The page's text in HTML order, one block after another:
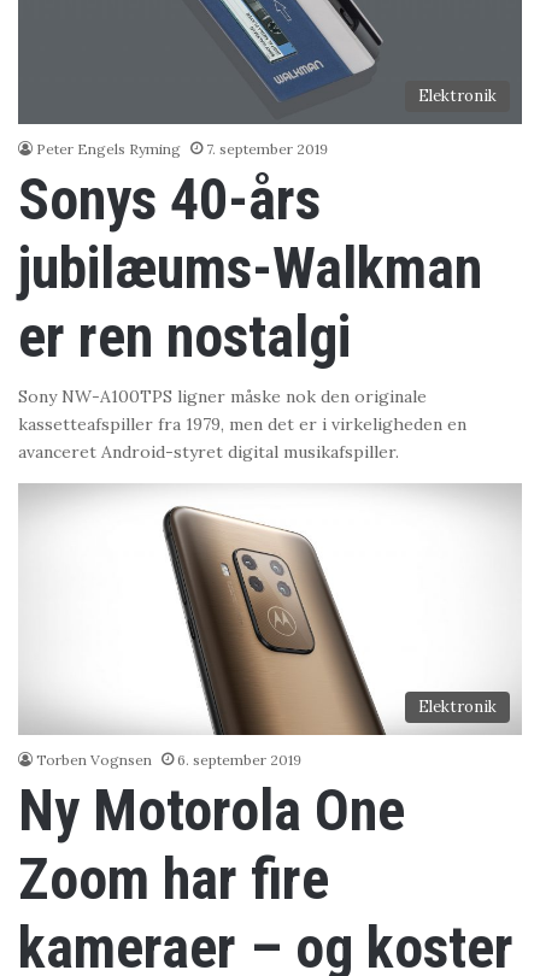
Elektronik
Peter Engels Ryming 7. september 2019
Sonys 40-års
jubilæums-Walkman
er ren nostalgi
Sony NW-A100TPS ligner måske nok den originale
kassetteafspiller fra 1979, men det er i virkeligheden en
avanceret Android-styret digital musikafspiller.
Elektronik
Torben Vognsen 6. september 2019
Ny Motorola One
Zoom har fire
kameraer – og koster